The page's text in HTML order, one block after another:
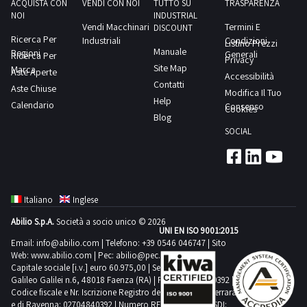
prevista
per
concordato:
2
giorni
attività
PER
RITIRO:-
tempistica
ritiro
concordato:
2
giorni
olio
svolgimento
delle
attività
di
ritiro
dal
lo
smaltimento
di
NOTE
PER
tempistica
massima
prevista
per
matricola
precisa
dell’aggiudicatario
presente
all’interno
del
lotto,
come
olio
ACQUISTA CON
NOI
Ricerca Per
Regioni
Ricerca Per
Marca
Aste Aperte
Aste Chiuse
Calendario
VENDI CON NOI
Vendi Macchinari
Industriali
TUTTO SU
INDUSTRIAL
DISCOUNT
Manuale
Site Map
Contatti
Help
Blog
TRASPARENZA
Termini E
Condizioni
Generali
Listino Prezzi
Privacy
Accessibilità
Modifica Il Tuo
Consenso
Cookies
SOCIAL
Italiano
Inglese
Abilio S.p.A.Società a socio unico © 2026
Email: info@abilio.com | Telefono: +39 0546 046747 | Sito
Web: www.abilio.com | Pec: abilio@pec.illimity.com
Capitale sociale [i.v.] euro 60.975,00 | Sede legale in Via
Galileo Galilei n.6, 48018 Faenza (RA) | P.IVA: 02704840392 |
Codice fiscale e Nr. Iscrizione Registro delle Imprese di Ferrara
UNI EN ISO 9001:2015